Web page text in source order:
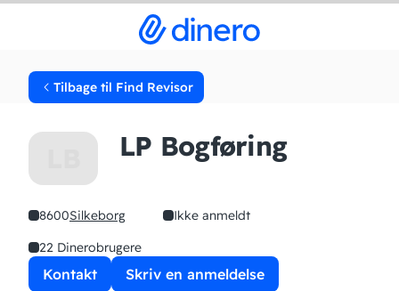
Tilbage til Find Revisor
LP Bogføring
8600Silkeborg
Ikke anmeldt
22 Dinerobrugere
Kontakt Skriv en anmeldelse